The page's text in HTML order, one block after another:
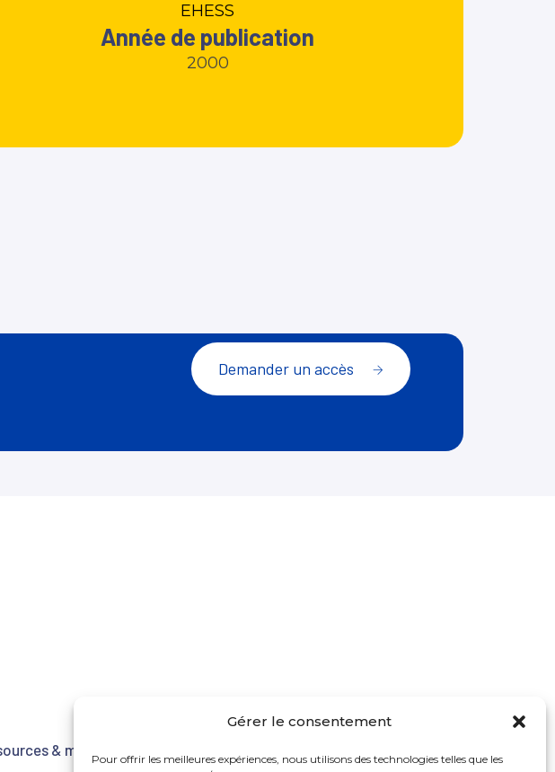
Gérer le consentement
Pour offrir les meilleures expériences, nous utilisons des technologies telles que les
EHESS
Année de publication
2000
Demander un accès
& matériaux